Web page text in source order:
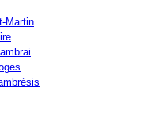
Martin